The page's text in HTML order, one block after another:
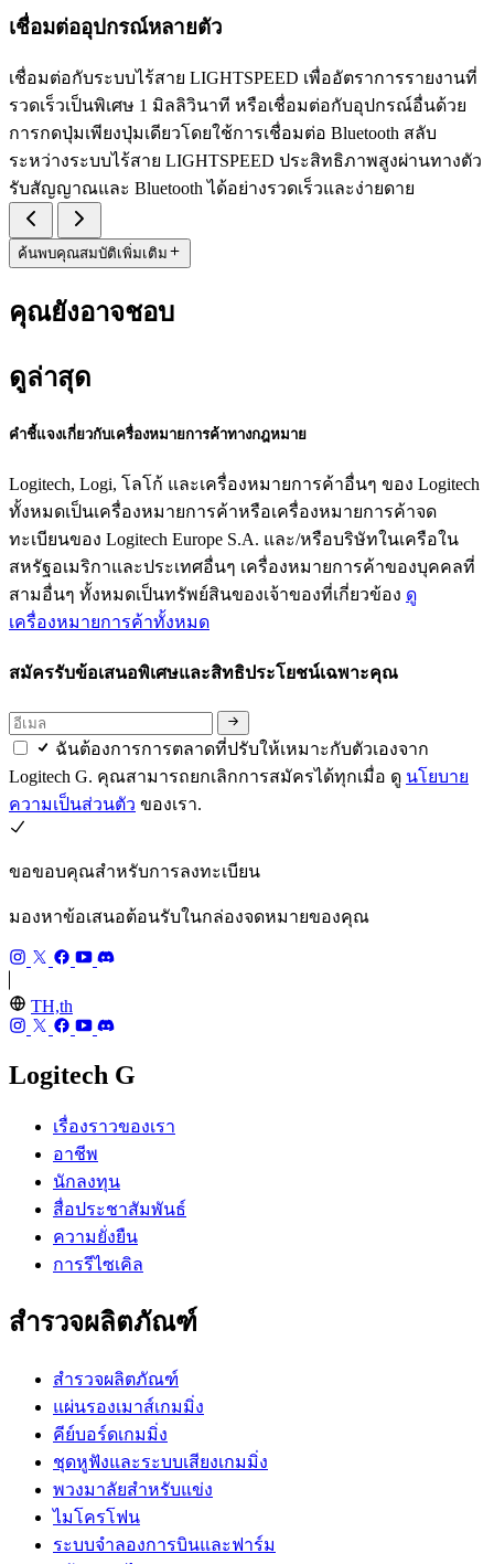
เชื่อมต่ออุปกรณ์หลายตัว
เชื่อมต่อกับระบบไร้สาย LIGHTSPEED เพื่ออัตราการรายงานที่
รวดเร็วเป็นพิเศษ 1 มิลลิวินาที หรือเชื่อมต่อกับอุปกรณ์อื่นด้วย
การกดปุ่มเพียงปุ่มเดียวโดยใช้การเชื่อมต่อ Bluetooth สลับ
ระหว่างระบบไร้สาย LIGHTSPEED ประสิทธิภาพสูงผ่านทางตัว
รับสัญญาณและ Bluetooth ได้อย่างรวดเร็วและง่ายดาย
ค้นพบคุณสมบัติเพิ่มเติม
คุณยังอาจชอบ
ดูล่าสุด
คำชี้แจงเกี่ยวกับเครื่องหมายการค้าทางกฎหมาย
Logitech, Logi, โลโก้ และเครื่องหมายการค้าอื่นๆ ของ Logitech
ทั้งหมดเป็นเครื่องหมายการค้าหรือเครื่องหมายการค้าจด
ทะเบียนของ Logitech Europe S.A. และ/หรือบริษัทในเครือใน
สหรัฐอเมริกาและประเทศอื่นๆ เครื่องหมายการค้าของบุคคลที่
สามอื่นๆ ทั้งหมดเป็นทรัพย์สินของเจ้าของที่เกี่ยวข้อง ดู
เครื่องหมายการค้าทั้งหมด
สมัครรับข้อเสนอพิเศษและสิทธิประโยชน์เฉพาะคุณ
ฉันต้องการการตลาดที่ปรับให้เหมาะกับตัวเองจาก
Logitech G. คุณสามารถยกเลิกการสมัครได้ทุกเมื่อ ดู นโยบาย
ความเป็นส่วนตัว ของเรา.
ขอขอบคุณสำหรับการลงทะเบียน
มองหาข้อเสนอต้อนรับในกล่องจดหมายของคุณ
TH,th
Logitech G
เรื่องราวของเรา
อาชีพ
นักลงทุน
สื่อประชาสัมพันธ์
ความยั่งยืน
การรีไซเคิล
สำรวจผลิตภัณฑ์
สำรวจผลิตภัณฑ์
แผ่นรองเมาส์เกมมิ่ง
คีย์บอร์ดเกมมิ่ง
ชุดหูฟังและระบบเสียงเกมมิ่ง
พวงมาลัยสำหรับแข่ง
ไมโครโฟน
ระบบจำลองการบินและฟาร์ม